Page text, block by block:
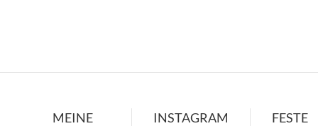
MEINE
INSTAGRAM
FESTE